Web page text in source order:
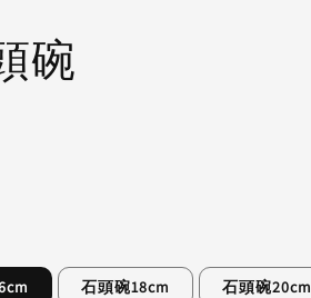
碗
石頭碗18cm 石頭碗20cm